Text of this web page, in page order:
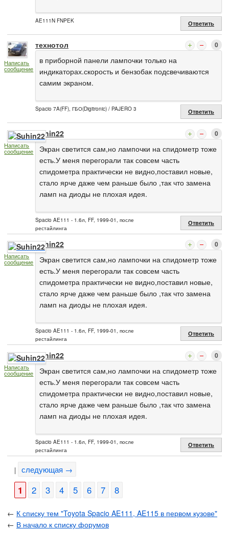
AE111N FNPEK Ответить
Написать
сообщение
технотол 0
в приборной панели лампочки только на
индикаторах.скорость и бензобак подсвечиваются
самим экраном.
Spacio 7A(FF), ГБО(Digitronic) / PAJERO 3 Ответить
Написать
сообщение
Suhin22 0
Экран светится сам,но лампочки на спидометр тоже
есть.У меня перегорали так совсем часть
спидометра практически не видно,поставил новые,
стало ярче даже чем раньше было ,так что замена
ламп на диоды не плохая идея.
Spacio AE111 - 1.6л, FF, 1999-01, после
рестайлинга
Ответить
Написать
сообщение
Suhin22 0
Экран светится сам,но лампочки на спидометр тоже
есть.У меня перегорали так совсем часть
спидометра практически не видно,поставил новые,
стало ярче даже чем раньше было ,так что замена
ламп на диоды не плохая идея.
Spacio AE111 - 1.6л, FF, 1999-01, после
рестайлинга
Ответить
Написать
сообщение
Suhin22 0
Экран светится сам,но лампочки на спидометр тоже
есть.У меня перегорали так совсем часть
спидометра практически не видно,поставил новые,
стало ярче даже чем раньше было ,так что замена
ламп на диоды не плохая идея.
Spacio AE111 - 1.6л, FF, 1999-01, после
рестайлинга
Ответить
| следующая →
1 2 3 4 5 6 7 8
← К списку тем "Toyota Spacio AE111, AE115 в первом кузове"
← В начало к списку форумов